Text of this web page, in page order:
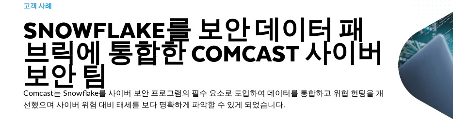
고객 사례
SNOWFLAKE를 보안 데이터 패
브릭에 통합한 COMCAST 사이버
보안 팀
Comcast는 Snowflake를 사이버 보안 프로그램의 필수 요소로 도입하여 데이터를 통합하고 위협 헌팅을 개
선했으며 사이버 위험 대비 태세를 보다 명확하게 파악할 수 있게 되었습니다.